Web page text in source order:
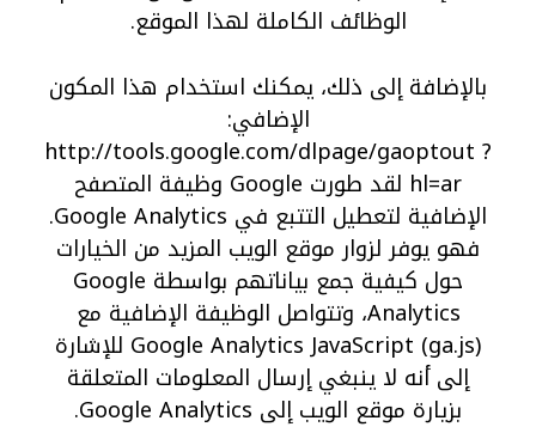
الوظائف الكاملة لهذا الموقع.
بالإضافة إلى ذلك، يمكنك استخدام هذا المكون
الإضافي:
http://tools.google.com/dlpage/gaoptout ?
hl=ar لقد طورت Google وظيفة المتصفح
الإضافية لتعطيل التتبع في Google Analytics.
فهو يوفر لزوار موقع الويب المزيد من الخيارات
حول كيفية جمع بياناتهم بواسطة Google
Analytics، وتتواصل الوظيفة الإضافية مع
Google Analytics JavaScript (ga.js) للإشارة
إلى أنه لا ينبغي إرسال المعلومات المتعلقة
بزيارة موقع الويب إلى Google Analytics.